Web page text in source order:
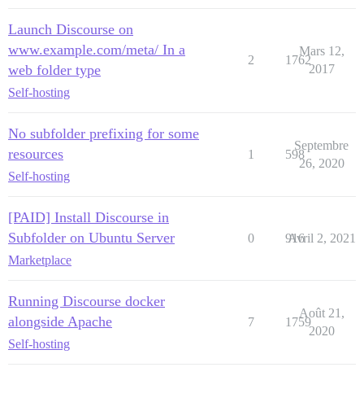
Launch Discourse on
www.example.com/meta/ In a
web folder type
Self-hosting
2 1762
Mars 12,
2017
No subfolder prefixing for some
resources
Self-hosting
1 598
Septembre
26, 2020
[PAID] Install Discourse in
Subfolder on Ubuntu Server
Marketplace
0 916
Avril 2, 2021
Running Discourse docker
alongside Apache
Self-hosting
7 1759
Août 21,
2020